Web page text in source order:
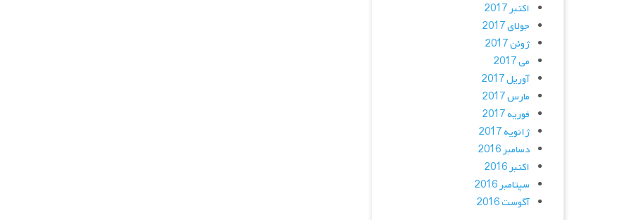
اکتبر 2017
جولای 2017
ژوئن 2017
می 2017
آوریل 2017
مارس 2017
فوریه 2017
ژانویه 2017
دسامبر 2016
اکتبر 2016
سپتامبر 2016
آگوست 2016